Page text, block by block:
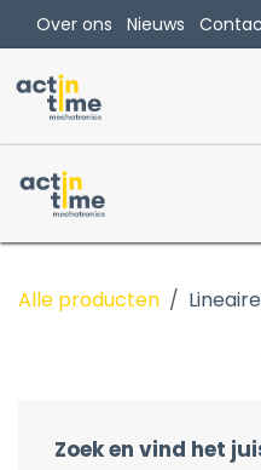
Overslaan naar inhoud
Over ons Nieuws
Alle producten
Zoek en vind het